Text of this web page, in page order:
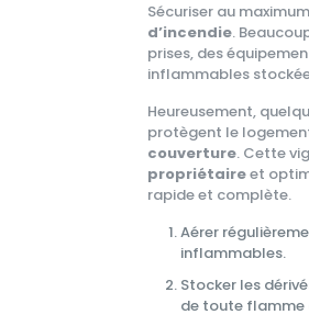
Sécuriser au
d’incendie.
prises, des
inflammables
Heureusement,
protègent le
couverture. Cette
propriétaireet
rapide et complète.
Aérer
inflammables.
Stocker les
de toute flamme